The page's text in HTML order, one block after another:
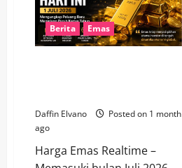
Mulia
Tetap
Jadi
Aset
Favorit
Berita Emas
Daffin Elvano
Posted on 1 month
ago
Harga Emas Realtime –